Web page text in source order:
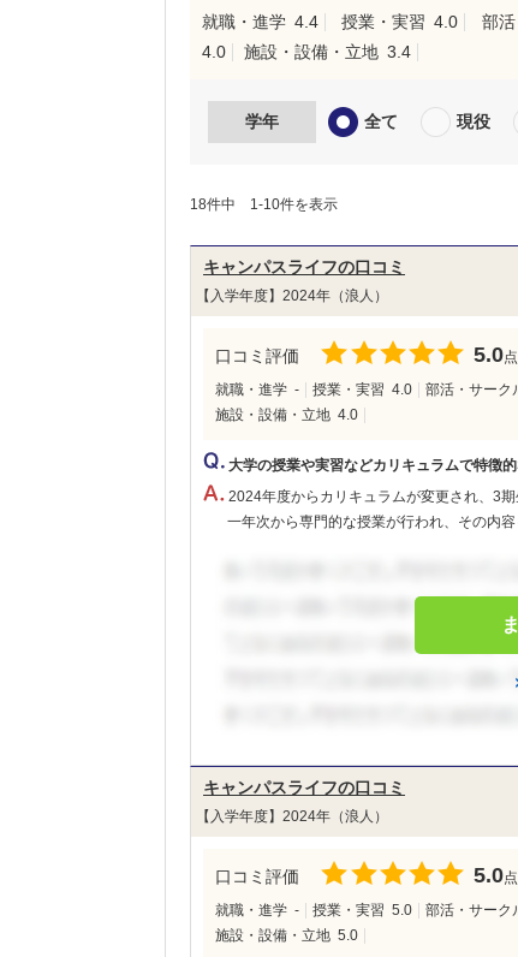
就職・進学 4.4 授業・実習 4.0 部
4.0
施設・設備・立地 3.4
学年 全て 現役
18件中 1-10件を表示
キャンパスライフの口コミ
【入学年度】2024年（浪人）
口コミ評価 5.0点
就職・進学 - 授業・実習 4.0 部活・サーク
施設・設備・立地 4.0
大学の授業や実習などカリキュラムで特徴
2024年度からカリキュラムが変更され、3期
一年次から専門的な授業が行われ、その内
キャンパスライフの口コミ
【入学年度】2024年（浪人）
口コミ評価 5.0点
就職・進学 - 授業・実習 5.0 部活・サーク
施設・設備・立地 5.0